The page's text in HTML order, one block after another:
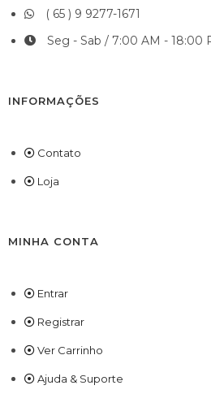
( 65 ) 9 9277-1671
Seg - Sab / 7:00 AM - 18:00
INFORMAÇÕES
Contato
Loja
MINHA CONTA
Entrar
Registrar
Ver Carrinho
Ajuda & Suporte